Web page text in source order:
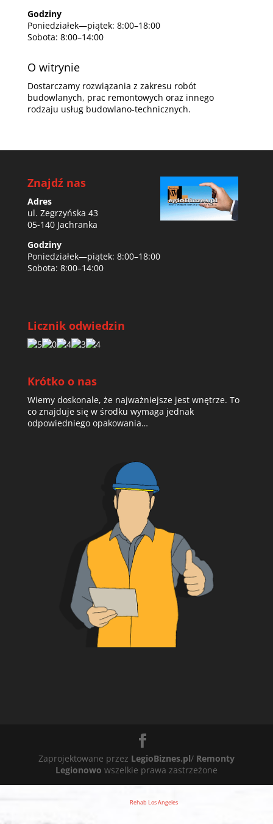
Godziny
Poniedziałek—piątek: 8:00–18:00
Sobota: 8:00–14:00
O witrynie
Dostarczamy rozwiązania z zakresu robót
budowlanych, prac remontowych oraz innego
rodzaju usług budowlano-technicznych.
Znajdź nas
Adres
ul. Zegrzyńska 43
05-140 Jachranka
Godziny
Poniedziałek—piątek: 8:00–18:00
Sobota: 8:00–14:00
Licznik odwiedzin
Krótko o nas
Wiemy doskonale, że najważniejsze jest wnętrze. To
co znajduje się w środku wymaga jednak
odpowiedniego opakowania…
Zaprojektowane przez LegioBiznes.pl/ Remonty
Legionowo wszelkie prawa zastrzeżone
Rehab Los Angeles